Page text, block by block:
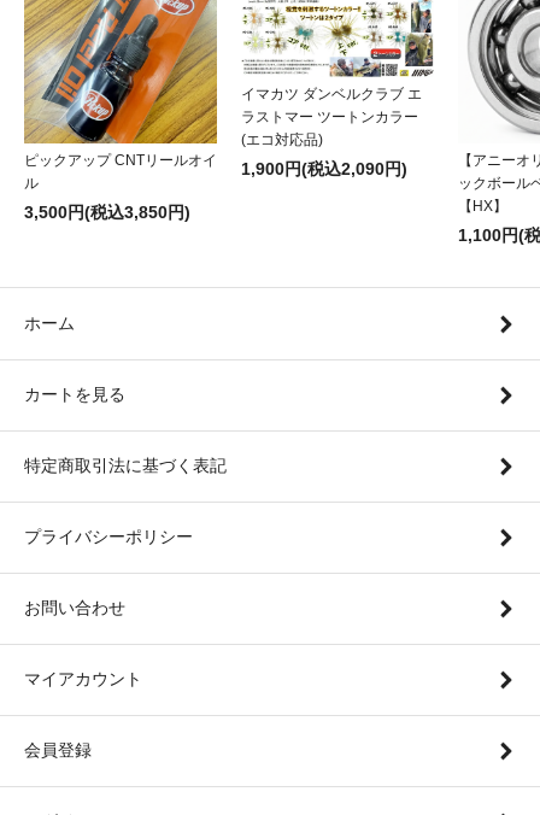
ピックアップ CNTリールオイ
ル
3,500円(税込3,850円)
イマカツ ダンベルクラブ エ
ラストマー ツートンカラー
(エコ対応品)
1,900円(税込2,090円)
【アニーオ
ックボール
【HX】
1,100円(
ホーム
カートを見る
特定商取引法に基づく表記
プライバシーポリシー
お問い合わせ
マイアカウント
会員登録